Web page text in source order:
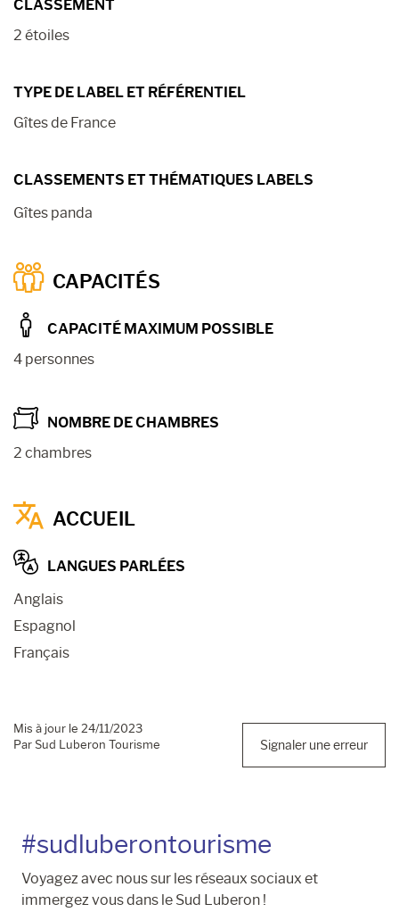
CLASSEMENT
2 étoiles
TYPE DE LABEL ET RÉFÉRENTIEL
Gîtes de France
CLASSEMENTS ET THÉMATIQUES LABELS
Gîtes panda
CAPACITÉS
CAPACITÉ MAXIMUM POSSIBLE
4 personnes
NOMBRE DE CHAMBRES
2 chambres
ACCUEIL
LANGUES PARLÉES
Anglais
Espagnol
Français
Mis à jour le 24/11/2023
Par Sud Luberon Tourisme
Signaler une erreur
#sudluberontourisme
Voyagez avec nous sur les réseaux sociaux et
immergez vous dans le Sud Luberon !